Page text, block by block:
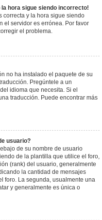
hora sigue siendo incorrecto!
correcta y la hora sigue siendo
el servidor es errónea. Por favor
el problema.
no ha instalado el paquete de su
Pregúntele a un
idioma que necesita. Si el
traducción. Puede encontrar más
usuario?
de su nombre de usuario
de la plantilla que utilice el foro,
(rank) del usuario, generalmente
la cantidad de mensajes
foro. La segunda, usualmente una
y generalmente es única o